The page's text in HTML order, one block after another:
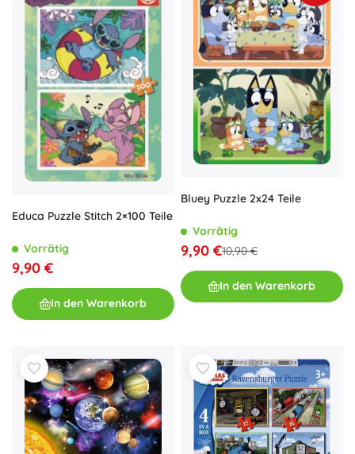
Educa Puzzle Stitch 2×100 Teile
Vorrätig
9,90 €
In den Warenkorb
Bluey Puzzle 2x24 Teile
Vorrätig
9,90 €10,90 €
In den Warenkorb